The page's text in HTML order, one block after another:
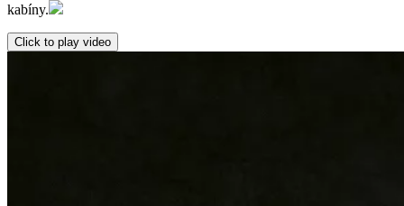
kabíny.
Click to play video